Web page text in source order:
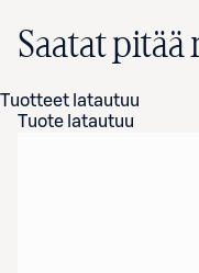
Saatat pitää
Tuotteet latautuu
Tuote latautuu